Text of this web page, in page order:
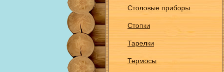
Столовые приборы
Стопки
Тарелки
Термосы